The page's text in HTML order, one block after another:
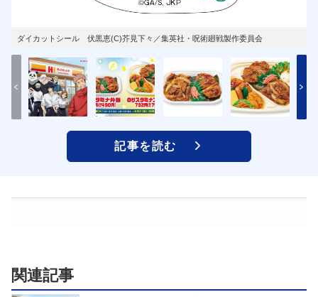
ダイカットシール 伏黒恵(C)芥見下々／集英社・呪術廻戦製作委員会
記事を読む
関連記事